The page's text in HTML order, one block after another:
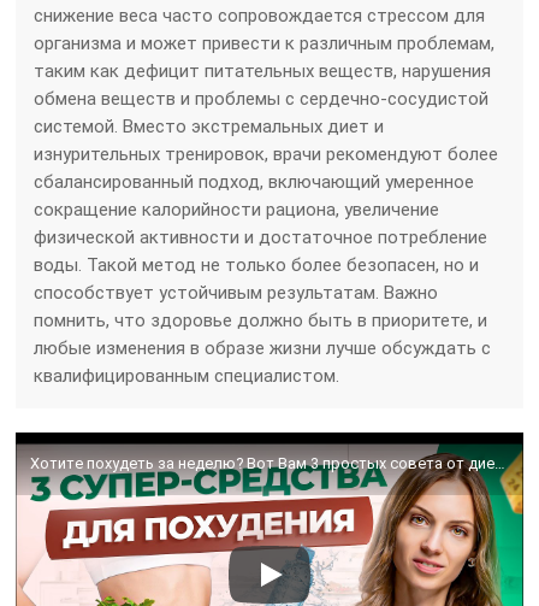
снижение веса часто сопровождается стрессом для
организма и может привести к различным проблемам,
таким как дефицит питательных веществ, нарушения
обмена веществ и проблемы с сердечно-сосудистой
системой. Вместо экстремальных диет и
изнурительных тренировок, врачи рекомендуют более
сбалансированный подход, включающий умеренное
сокращение калорийности рациона, увеличение
физической активности и достаточное потребление
воды. Такой метод не только более безопасен, но и
способствует устойчивым результатам. Важно
помнить, что здоровье должно быть в приоритете, и
любые изменения в образе жизни лучше обсуждать с
квалифицированным специалистом.